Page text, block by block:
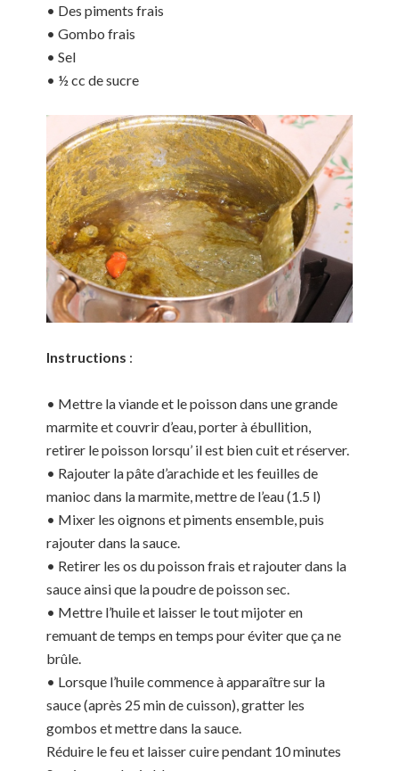
• Des piments frais
• Gombo frais
• Sel
• ½ cc de sucre
Instructions :
• Mettre la viande et le poisson dans une grande
marmite et couvrir d’eau, porter à ébullition,
retirer le poisson lorsqu’ il est bien cuit et réserver.
• Rajouter la pâte d’arachide et les feuilles de
manioc dans la marmite, mettre de l’eau (1.5 l)
• Mixer les oignons et piments ensemble, puis
rajouter dans la sauce.
• Retirer les os du poisson frais et rajouter dans la
sauce ainsi que la poudre de poisson sec.
• Mettre l’huile et laisser le tout mijoter en
remuant de temps en temps pour éviter que ça ne
brûle.
• Lorsque l’huile commence à apparaître sur la
sauce (après 25 min de cuisson), gratter les
gombos et mettre dans la sauce.
Réduire le feu et laisser cuire pendant 10 minutes